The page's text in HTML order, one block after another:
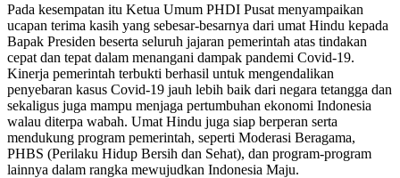
Pada kesempatan itu Ketua Umum PHDI Pusat menyampaikan
ucapan terima kasih yang sebesar-besarnya dari umat Hindu kepada
Bapak Presiden beserta seluruh jajaran pemerintah atas tindakan
cepat dan tepat dalam menangani dampak pandemi Covid-19.
Kinerja pemerintah terbukti berhasil untuk mengendalikan
penyebaran kasus Covid-19 jauh lebih baik dari negara tetangga dan
sekaligus juga mampu menjaga pertumbuhan ekonomi Indonesia
walau diterpa wabah. Umat Hindu juga siap berperan serta
mendukung program pemerintah, seperti Moderasi Beragama,
PHBS (Perilaku Hidup Bersih dan Sehat), dan program-program
lainnya dalam rangka mewujudkan Indonesia Maju.